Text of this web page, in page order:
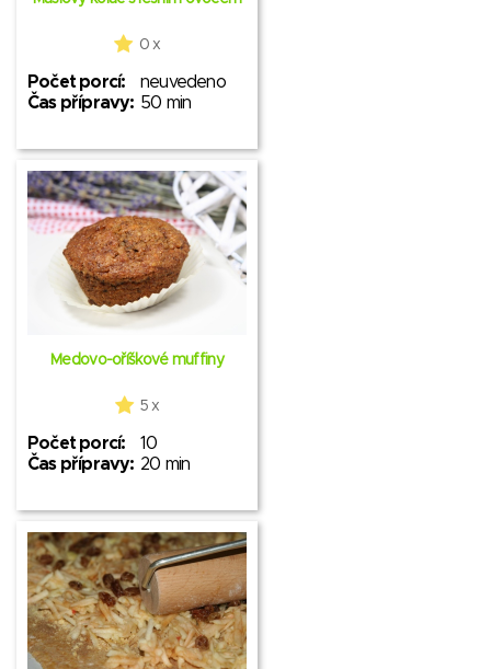
0 x
Počet porcí:
neuvedeno
Čas přípravy: 50 min
Medovo-oříškové muffiny
5 x
Počet porcí:
10
Čas přípravy: 20 min